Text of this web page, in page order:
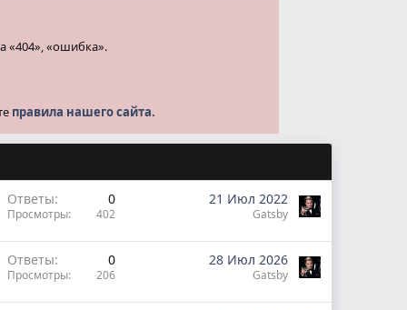
«404», «ошибка».
правила нашего сайта.
Ответы 0
Просмотры 402
21 Июл 2022
Gatsby
Ответы 0
Просмотры 206
28 Июл 2026
Gatsby